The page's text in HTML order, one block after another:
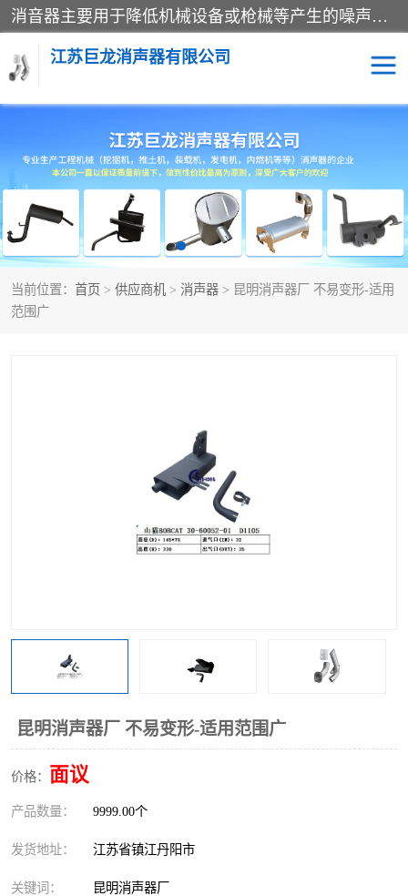
消音器主要用于降低机械设备或枪械等产生的噪声。它通过阻尼或增加排气面积来降低排气速度和功率，从而降低噪声。常见的消音器类型包括阻性消声器、抗性消声器、共振消声器以及阻抗复合式消声器等。这些消音器各有特点，适用于不同频率的噪声消除。
江苏巨龙消声器有限公司
当前位置： 首页 > 供应商机 > 消声器 > 昆明消声器厂 不易变形-适用
范围广
昆明消声器厂 不易变形-适用范围广
价格： 面议
产品数量： 9999.00个
发货地址： 江苏省镇江丹阳市
关键词： 昆明消声器厂
消声器